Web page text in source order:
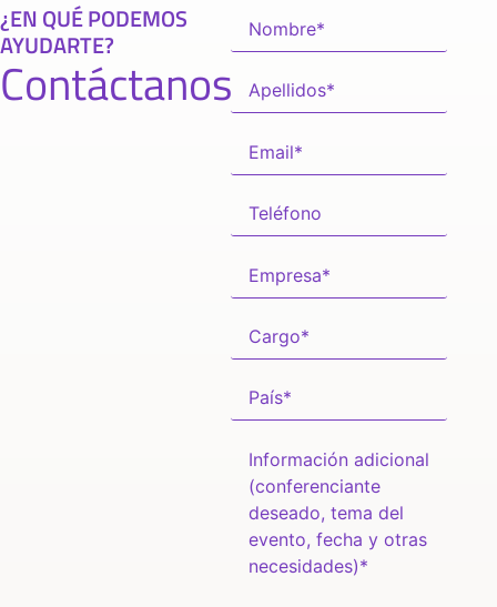
¿EN QUÉ PODEMOS
AYUDARTE?
Contáctanos